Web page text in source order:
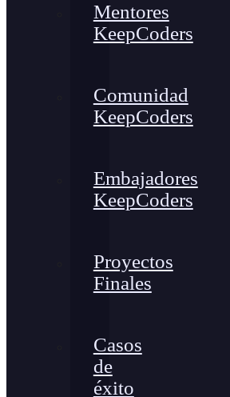
Mentores
KeepCoders
Comunidad
KeepCoders
Embajadores
KeepCoders
Proyectos
Finales
Casos
de
éxito